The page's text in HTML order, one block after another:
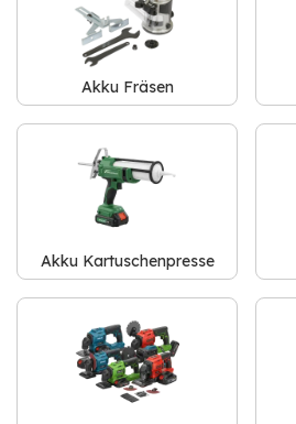
Akku Fräsen
Akku Kartuschenpresse